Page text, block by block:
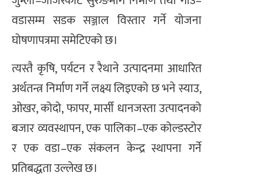
वडासम्म सडक सञ्जाल विस्तार गर्ने योजना
घोषणापत्रमा समेटिएको छ।
त्यस्तै कृषि, पर्यटन र रैथाने उत्पादनमा आधारित
अर्थतन्त्र निर्माण गर्ने लक्ष्य लिइएको छ भने स्याउ,
ओखर, कोदो, फापर, मार्सी धानजस्ता उत्पादनको
बजार व्यवस्थापन, एक पालिका–एक कोल्डस्टोर
र एक वडा–एक संकलन केन्द्र स्थापना गर्ने
प्रतिबद्धता उल्लेख छ।